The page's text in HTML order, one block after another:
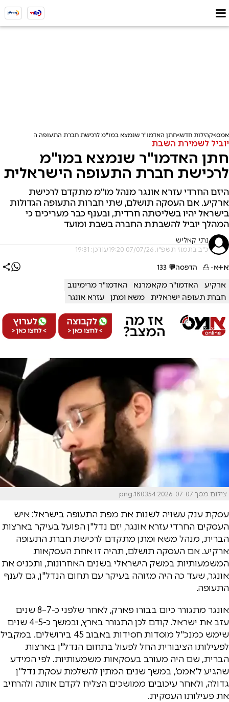
אמס קהילות חדש חתן האדמו"ר שנמצא במו"מ לרכישת חברת התעופה הישראלית
יוביל לשמירת השבת
חתן האדמו"ר שנמצא במו"מ
לרכישת חברת התעופה הישראלית
היזם החרדי עזרא אונגר מנהל מו"מ מתקדם לרכישת
ארקיע. אם העסקה תושלם, שתי חברות התעופה הגדולות
בישראל יהיו בשליטתה חרדית, ובענף כבר מעריכים כי
המהלך יוביל להשבתת החברה בשבת ומועד
נתי קאליש
כ"ב בתמוז תשפ"ו, 07/07/26 19:20 עודכן: 19:31
א+א- הדפסה💬
133
ארקיע האדמו"ר מקאמרנא
האדמו"ר מרימינוב
חברת תעופה ישראלית
משא ומתן עזרא אונגר
צילום מסך 2026-07-07 180354.png
עסקת ענק עשויה לשנות את מפת התעופה בישראל: איש
העסקים החרדי עזרא אונגר, יזם נדל"ן הפועל בעיקר בארצות
הברית, מנהל משא ומתן מתקדם לרכישת חברת התעופה
ארקיע. אם העסקה תושלם, תהיה זו אחת העסקאות
המשמעותיות במשק הישראלי בשנים האחרונות, ותכניס את
אונגר, שעד כה היה מזוהה בעיקר עם תחום הנדל"ן, גם לענף
התעופה.
אונגר מתגורר כיום בבורו פארק, לאחר שלפני כ-7–8 שנים
עזב את ישראל. קודם לכן התגורר בארץ, ובמשך כ-4-5 שנים
שימש כמנכ"ל מוסדות חסידות באבוב 45 בירושלים. במקביל
לפעילותו הציבורית החל לפעול בתחום הנדל"ן בארצות
הברית, שם היה מעורב בעסקאות משמעותיות. לפי המידע
שהגיע ל'אמס', במשך שנים המתין להשלמת עסקת נדל"ן
גדולה, ולאחר עיכובים ממושכים הצליח לקדם אותה ולהרחיב
את פעילותו העסקית.